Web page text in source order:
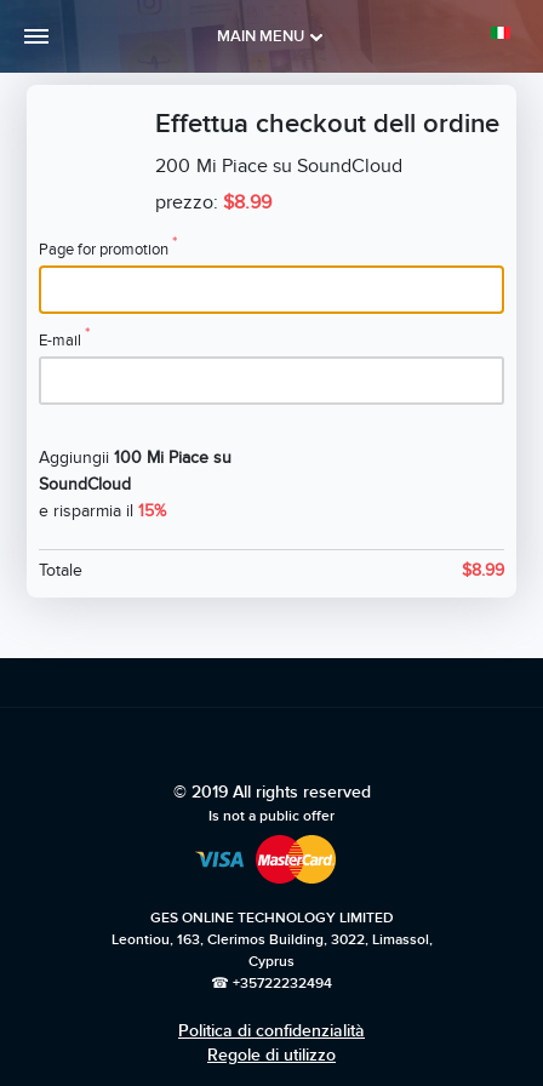
MAIN MENU
Effettua checkout dell ordine
200 Mi Piace su SoundCloud
prezzo:$8.99
Page for promotion *
E-mail *
Aggiungii100 Mi Piace su
SoundCloud
e risparmia il15%
Totale $8.99
© 2019 All rights reserved
Is not a public offer
GES ONLINE TECHNOLOGY LIMITED
Leontiou, 163, Clerimos Building, 3022, Limassol,
Cyprus
☎ +35722232494
Politica di confidenzialità
Regole di utilizzo